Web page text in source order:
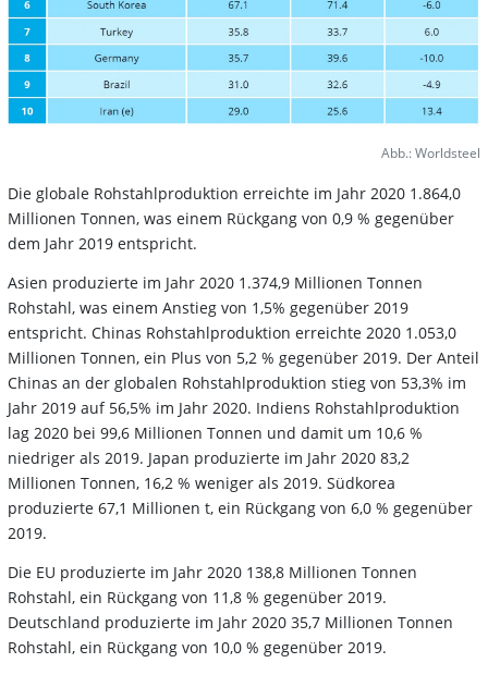
Die globale Rohstahlproduktion erreichte im Jahr 2020 1.864,0
Millionen Tonnen, was einem Rückgang von 0,9 % gegenüber
dem Jahr 2019 entspricht.
Asien produzierte im Jahr 2020 1.374,9 Millionen Tonnen
Rohstahl, was einem Anstieg von 1,5% gegenüber 2019
entspricht. Chinas Rohstahlproduktion erreichte 2020 1.053,0
Millionen Tonnen, ein Plus von 5,2 % gegenüber 2019. Der Anteil
Chinas an der globalen Rohstahlproduktion stieg von 53,3% im
Jahr 2019 auf 56,5% im Jahr 2020. Indiens Rohstahlproduktion
lag 2020 bei 99,6 Millionen Tonnen und damit um 10,6 %
niedriger als 2019. Japan produzierte im Jahr 2020 83,2
Millionen Tonnen, 16,2 % weniger als 2019. Südkorea
produzierte 67,1 Millionen t, ein Rückgang von 6,0 % gegenüber
2019.
Die EU produzierte im Jahr 2020 138,8 Millionen Tonnen
Rohstahl, ein Rückgang von 11,8 % gegenüber 2019.
Deutschland produzierte im Jahr 2020 35,7 Millionen Tonnen
Rohstahl, ein Rückgang von 10,0 % gegenüber 2019.
Abb.: Worldsteel